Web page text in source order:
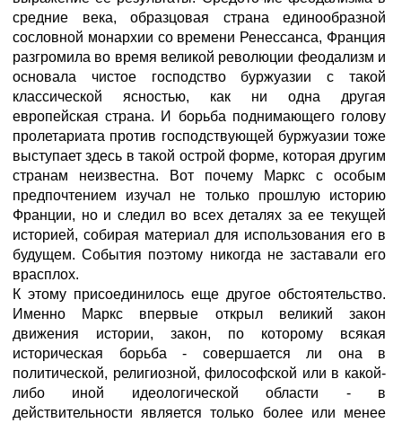
средние века, образцовая страна единообразной
сословной монархии со времени Ренессанса, Франция
разгромила во время великой революции феодализм и
основала чистое господство буржуазии с такой
классической ясностью, как ни одна другая
европейская страна. И борьба поднимающего голову
пролетариата против господствующей буржуазии тоже
выступает здесь в такой острой форме, которая другим
странам неизвестна. Вот почему Маркс с особым
предпочтением изучал не только прошлую историю
Франции, но и следил во всех деталях за ее текущей
историей, собирая материал для использования его в
будущем. События поэтому никогда не заставали его
врасплох.
К этому присоединилось еще другое обстоятельство.
Именно Маркс впервые открыл великий закон
движения истории, закон, по которому всякая
историческая борьба - совершается ли она в
политической, религиозной, философской или в какой-
либо иной идеологической области - в
действительности является только более или менее